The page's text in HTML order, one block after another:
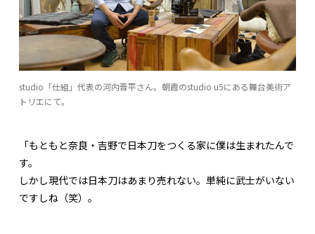
studio「仕組」代表の河内晋平さん。朝霞のstudio u5にある舞台美術ア
トリエにて。
「もともと奈良・吉野で日本刀をつくる家に僕は生まれたんで
す。
しかし現代では日本刀はあまり売れない。単純に武士がいない
ですしね（笑）。